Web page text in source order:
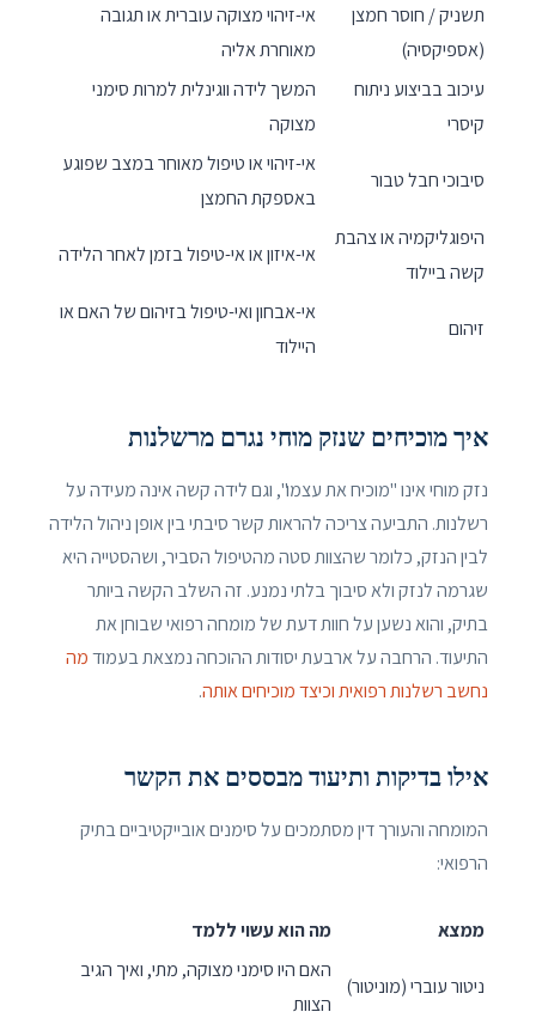
תשניק / חוסר חמצן
(אספיקסיה)
אי-זיהוי מצוקה עוברית או תגובה
מאוחרת אליה
עיכוב בביצוע ניתוח
קיסרי
המשך לידה ווגינלית למרות סימני
מצוקה
סיבוכי חבל טבור
אי-זיהוי או טיפול מאוחר במצב שפוגע
באספקת החמצן
היפוגליקמיה או צהבת
קשה ביילוד
אי-איזון או אי-טיפול בזמן לאחר הלידה
זיהום
אי-אבחון ואי-טיפול בזיהום של האם או
היילוד
איך מוכיחים שנזק מוחי נגרם מרשלנות
נזק מוחי אינו "מוכיח את עצמו", וגם לידה קשה אינה מעידה על
רשלנות. התביעה צריכה להראות קשר סיבתי בין אופן ניהול הלידה
לבין הנזק, כלומר שהצוות סטה מהטיפול הסביר, ושהסטייה היא
שגרמה לנזק ולא סיבוך בלתי נמנע. זה השלב הקשה ביותר
בתיק, והוא נשען על חוות דעת של מומחה רפואי שבוחן את
התיעוד. הרחבה על ארבעת יסודות ההוכחה נמצאת בעמודמה
נחשב רשלנות רפואית וכיצד מוכיחים אותה.
אילו בדיקות ותיעוד מבססים את הקשר
המומחה והעורך דין מסתמכים על סימנים אובייקטיביים בתיק
הרפואי:
ממצא מה הוא עשוי ללמד
ניטור עוברי (מוניטור)
האם היו סימני מצוקה, מתי, ואיך הגיב
הצוות